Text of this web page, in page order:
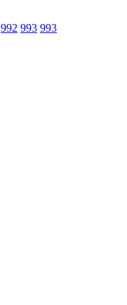
992 993 993